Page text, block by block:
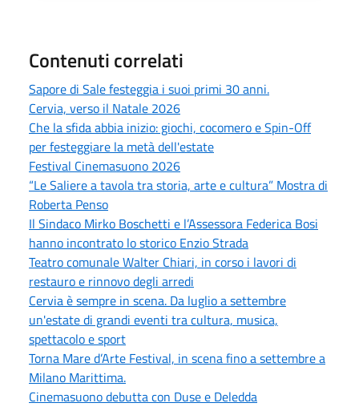
Contenuti correlati
Sapore di Sale festeggia i suoi primi 30 anni.
Cervia, verso il Natale 2026
Che la sfida abbia inizio: giochi, cocomero e Spin-Off
per festeggiare la metà dell'estate
Festival Cinemasuono 2026
“Le Saliere a tavola tra storia, arte e cultura” Mostra di
Roberta Penso
Il Sindaco Mirko Boschetti e l’Assessora Federica Bosi
hanno incontrato lo storico Enzio Strada
Teatro comunale Walter Chiari, in corso i lavori di
restauro e rinnovo degli arredi
Cervia è sempre in scena. Da luglio a settembre
un'estate di grandi eventi tra cultura, musica,
spettacolo e sport
Torna Mare d’Arte Festival, in scena fino a settembre a
Milano Marittima.
Cinemasuono debutta con Duse e Deledda